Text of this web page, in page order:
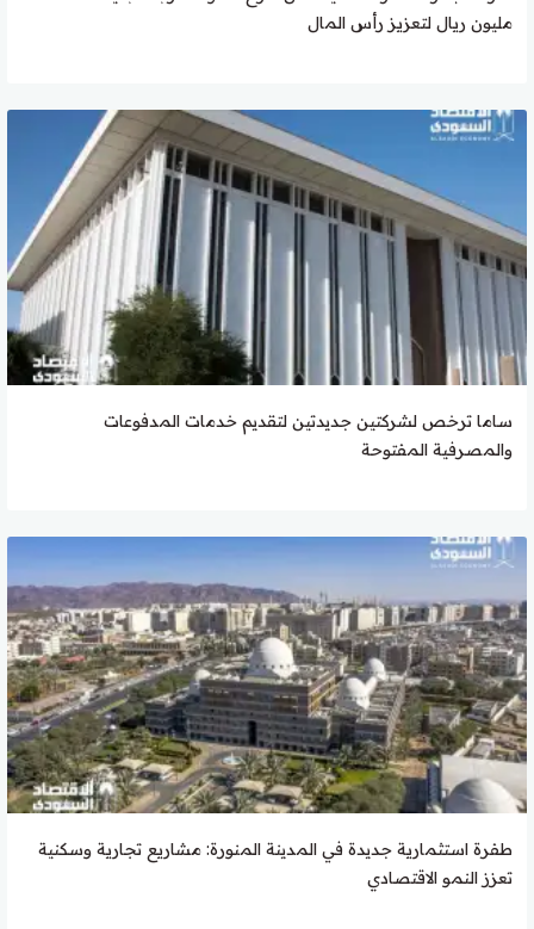
مليون ريال لتعزيز رأس المال
ساما ترخص لشركتين جديدتين لتقديم خدمات المدفوعات
والمصرفية المفتوحة
طفرة استثمارية جديدة في المدينة المنورة: مشاريع تجارية وسكنية
تعزز النمو الاقتصادي